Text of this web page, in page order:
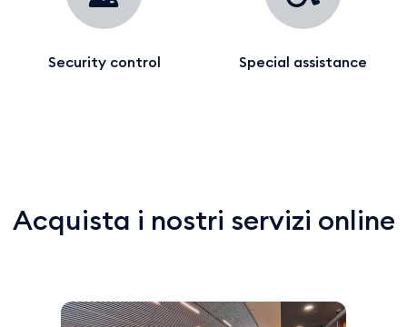
Security control Special assistance
Acquista i nostri servizi online